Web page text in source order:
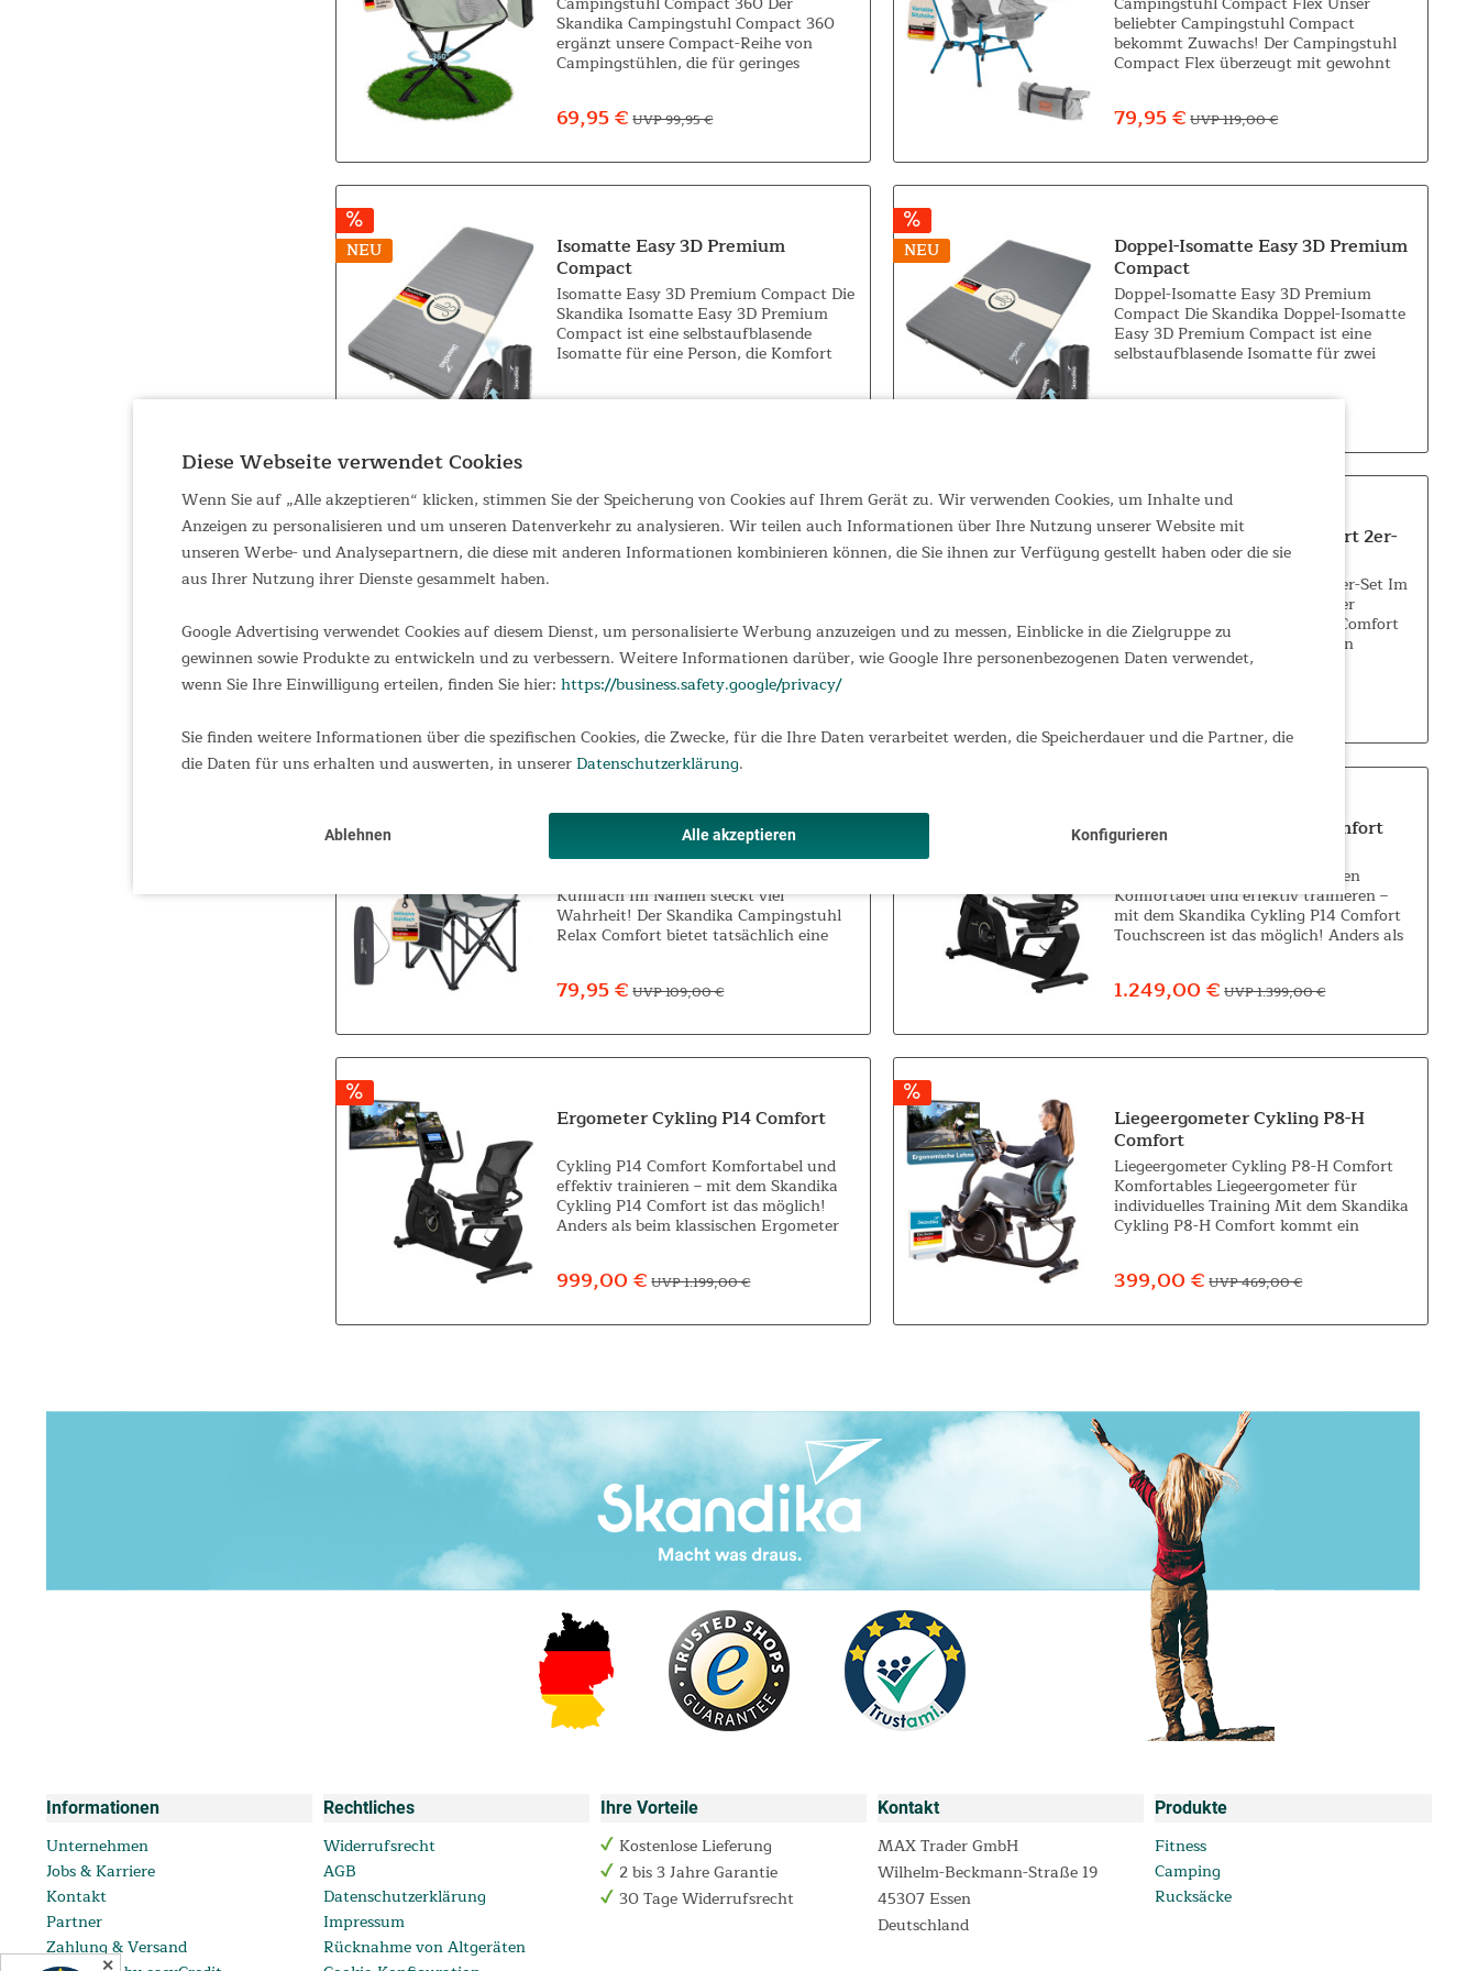
Skandika Campingstuhl Compact 360
ergänzt unsere Compact-Reihe von
Campingstühlen, die für geringes
Campingurlaub, Festival...
69,95 € UVP 99,95 €
beliebter Campingstuhl Compact
bekommt Zuwachs! Der Campingstuhl
Compact Flex überzeugt mit gewohnt
aufgebaut. Darüber hinaus...
79,95 € UVP 119,00 €
NEU Isomatte Easy 3D Premium
Compact
Isomatte Easy 3D Premium Compact Die
Skandika Isomatte Easy 3D Premium
Compact ist eine selbstaufblasende
Isomatte für eine Person, die Komfort
den großzügigen Maßen von 205 x 80 x
119,00 €
NEU Doppel-Isomatte Easy 3D Premium
Compact
Doppel-Isomatte Easy 3D Premium
Compact Die Skandika Doppel-Isomatte
Easy 3D Premium Compact ist eine
selbstaufblasende Isomatte für zwei
Funktionalität perfekt vereint. Mit den
159,00 €
Campingstuhl Compact Flex
bekommt Zuwachs! Der Campingstuhl
Compact Flex überzeugt mit gewohnt
kompaktem Packmaß, ist superleicht,
handlich, und im Handumdrehen
94,95 €
NEU Campingstuhl Relax Comfort 2er-
Set
Campingstuhl Relax Comfort 2er-Set Im
Namen steckt viel Wahrheit! Der
Skandika Campingstuhl Relax Comfort
bietet tatsächlich eine Menge an
Komfort und ist trotzdem praktisch
Campingstuhl Relax Comfort
Kühlfach Im Namen steckt viel
Wahrheit! Der Skandika Campingstuhl
Relax Comfort bietet tatsächlich eine
überall mit...
79,95 € UVP 109,00 €
Ergometer Cykling P14 Comfort
Touchscreen
Cykling P14 Comfort Touchscreen
Komfortabel und effektiv trainieren –
mit dem Skandika Cykling P14 Comfort
Touchscreen ist das möglich! Anders als
ähnlich...
1.249,00 € UVP 1.399,00 €
Ergometer Cykling P14 Comfort
Cykling P14 Comfort Komfortabel und
effektiv trainieren – mit dem Skandika
Cykling P14 Comfort ist das möglich!
Anders als beim klassischen Ergometer
999,00 € UVP 1.199,00 €
Liegeergometer Cykling P8-H
Comfort
Liegeergometer Cykling P8-H Comfort
Komfortables Liegeergometer für
individuelles Training Mit dem Skandika
Cykling P8-H Comfort kommt ein
und...
399,00 € UVP 469,00 €
Informationen
Unternehmen
Jobs & Karriere
Kontakt
Partner
Zahlung & Versand
Rechtliches
Widerrufsrecht
AGB
Datenschutzerklärung
Impressum
Rücknahme von Altgeräten
Ihre Vorteile
Kostenlose Lieferung
2 bis 3 Jahre Garantie
30 Tage Widerrufsrecht
Kontakt
MAX Trader GmbH
Wilhelm-Beckmann-Straße 19
45307 Essen
Deutschland
Produkte
Fitness
Camping
Rucksäcke
Diese Webseite verwendet Cookies
Wenn Sie auf „Alle akzeptieren“ klicken, stimmen Sie der Speicherung von Cookies auf Ihrem Gerät zu. Wir verwenden Cookies, um Inhalte und
Anzeigen zu personalisieren und um unseren Datenverkehr zu analysieren. Wir teilen auch Informationen über Ihre Nutzung unserer Website mit
unseren Werbe- und Analysepartnern, die diese mit anderen Informationen kombinieren können, die Sie ihnen zur Verfügung gestellt haben oder die sie
aus Ihrer Nutzung ihrer Dienste gesammelt haben.
Google Advertising verwendet Cookies auf diesem Dienst, um personalisierte Werbung anzuzeigen und zu messen, Einblicke in die Zielgruppe zu
gewinnen sowie Produkte zu entwickeln und zu verbessern. Weitere Informationen darüber, wie Google Ihre personenbezogenen Daten verwendet,
wenn Sie Ihre Einwilligung erteilen, finden Sie hier: https://business.safety.google/privacy/
Sie finden weitere Informationen über die spezifischen Cookies, die Zwecke, für die Ihre Daten verarbeitet werden, die Speicherdauer und die Partner, die
die Daten für uns erhalten und auswerten, in unsererDatenschutzerklärung.
Ablehnen Alle akzeptieren Konfigurieren